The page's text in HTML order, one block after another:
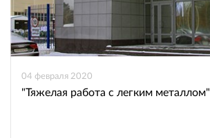
04 февраля 2020
"Тяжелая работа с легким металлом"